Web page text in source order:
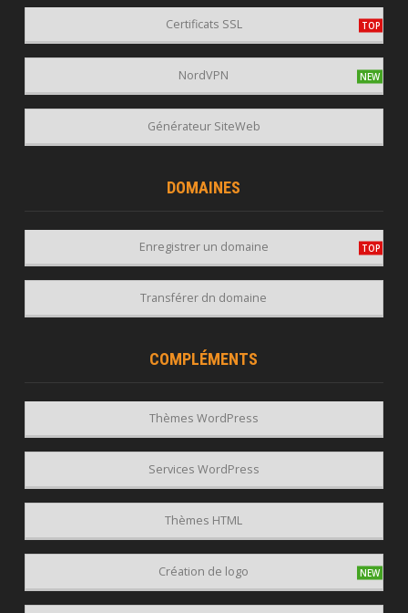
Certificats SSL
Générateur SiteWeb
NordVPN
DOMAINES
Enregistrer un domaine
Transférer dn domaine
COMPLÉMENTS
Thèmes WordPress
Thèmes HTML
Création de logo
Services WordPress